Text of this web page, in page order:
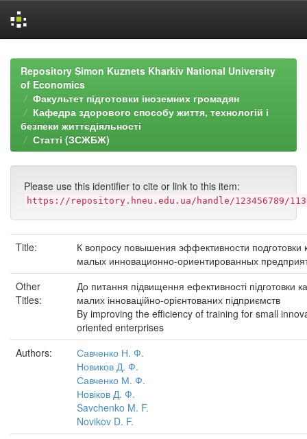
navigationRepository Simon Kuznets Kharkiv National University
of Economics
Факультет підготовки іноземних громадян
Кафедра здорового способу життя, технологій і
безпеки життєдіяльності
Статті (ЗСЖБЖ)
Please use this identifier to cite or link to this item:
https://repository.hneu.edu.ua/handle/123456789/
Title:
К вопросу повышения эффективности подготовки
малых инновационно-ориентированных
Other
Titles:
До питання підвищення ефективності підготовки
малих інноваційно-орієнтованих підприємств
By improving the efficiency of training for small
oriented enterprises
Authors:
Савченко Н. Ф.
Новиков Д. Ф.
Савченко М. Ф.
Новіков Д. Ф.
Savchenko M. F.
Novikov D. F.